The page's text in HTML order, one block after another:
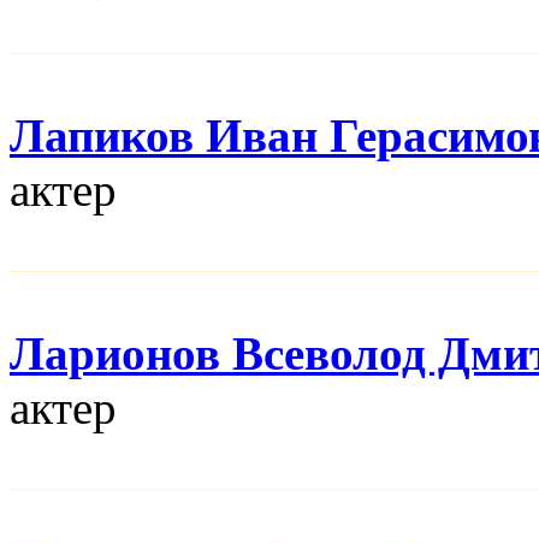
Лапиков Иван
актер
Ларионов Всеволод
актер